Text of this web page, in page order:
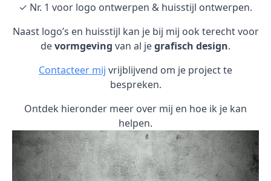
✓ Nr. 1 voor logo ontwerpen & huisstijl ontwerpen.
Naast logo’s en huisstijl kan je bij mij ook terecht voor
devormgeving van al jegrafisch design.
Contacteer mij vrijblijvend om je project te
bespreken.
Ontdek hieronder meer over mij en hoe ik je kan
helpen.